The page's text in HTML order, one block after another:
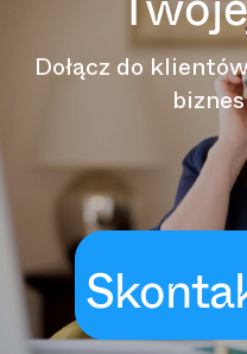
Dołącz do